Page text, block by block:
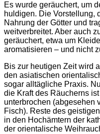
Es wurde geräuchert, um
huldigen. Die Vorstellung,
Nahrung der Götter und
weitverbreitet. Aber auch
geräuchert, etwa um
aromatisieren ‒ und nicht
Bis zur heutigen Zeit wird
den asiatischen
sogar alltägliche Praxis.
die Kraft des Räucherns
unterbrochen (abgesehen
Fisch). Reste des
in den Hochämtern der
der orientalische